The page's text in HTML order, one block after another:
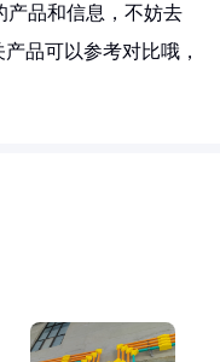
产品和信息，不妨去
品可以参考对比哦，